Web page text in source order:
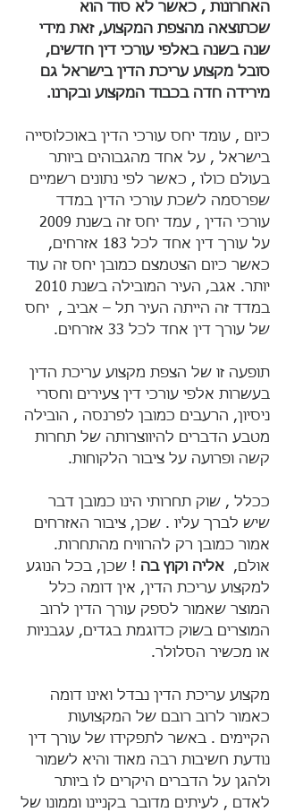
האחרונות , כאשר לא סוד הוא
שכתוצאה מהצפת המקצוע, זאת מידי
שנה בשנה באלפי עורכי דין חדשים,
סובל מקצוע עריכת הדין בישראל גם
מירידה חדה בכבוד המקצוע ובקרנו.
כיום , עומד יחס עורכי הדין באוכלוסייה
בישראל , על אחד מהגבוהים ביותר
בעולם כולו , כאשר לפי נתונים רשמיים
שפרסמה לשכת עורכי הדין במדד
על עורך דין אחד לכל 183 אזרחים,
כאשר כיום הצטמצם כמובן יחס זה עוד
במדד זה הייתה העיר תל – אביב ,  יחס
של עורך דין אחד לכל 33 אזרחים.
תופעה זו של הצפת מקצוע עריכת הדין
בעשרות אלפי עורכי דין צעירים וחסרי
ניסיון, הרעבים כמובן לפרנסה , הובילה
מטבע הדברים להיווצרותה של תחרות
קשה ופרועה על ציבור הלקוחות.
ככלל , שוק תחרותי הינו כמובן דבר
שיש לברך עליו . שכן, ציבור האזרחים
אמור כמובן רק להרוויח מהתחרות.
אולם, אליה וקוץ בה ! שכן, בכל הנוגע
למקצוע עריכת הדין, אין דומה כלל
המוצר שאמור לספק עורך הדין לרוב
המוצרים בשוק כדוגמת בגדים, עגבניות
או מכשיר הסלולר.
מקצוע עריכת הדין נבדל ואינו דומה
כאמור לרוב רובם של המקצועות
הקיימים . באשר לתפקידו של עורך דין
נודעת חשיבות רבה מאוד והיא לשמור
ולהגן על הדברים היקרים לו ביותר
לאדם , לעיתים מדובר בקניינו וממונו של